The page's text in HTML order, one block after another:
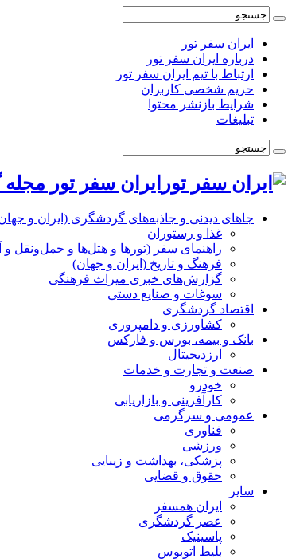
ایران سفر تور
درباره ایران سفر تور
ارتباط با تیم ایران سفر تور
حریم شخصی کاربران
شرایط بازنشر محتوا
تبلیغات
ایران سفر تور
جاهای دیدنی و جاذبه‌های گردشگری (ایران و
غذا و رستوران
راهنمای سفر (تورها و هتل‌ها و حمل‌و‌نقل
فرهنگ و تاریخ (ایران و جهان)
گزارش‌های خبری میراث فرهنگی
سوغات و صنایع دستی
اقتصاد گردشگری
کشاورزی و دامپروری
بانک و بیمه، بورس و فارکس
ارزدیجیتال
صنعت و تجارت و خدمات
خودرو
کارآفرینی و بازاریابی
عمومی و سرگرمی
فناوری
ورزشی
پزشکی، بهداشت و زیبایی
حقوق و قضایی
سایر
ایران همسفر
عصر گردشگری
پاسینیک
بلیط اتوبوس